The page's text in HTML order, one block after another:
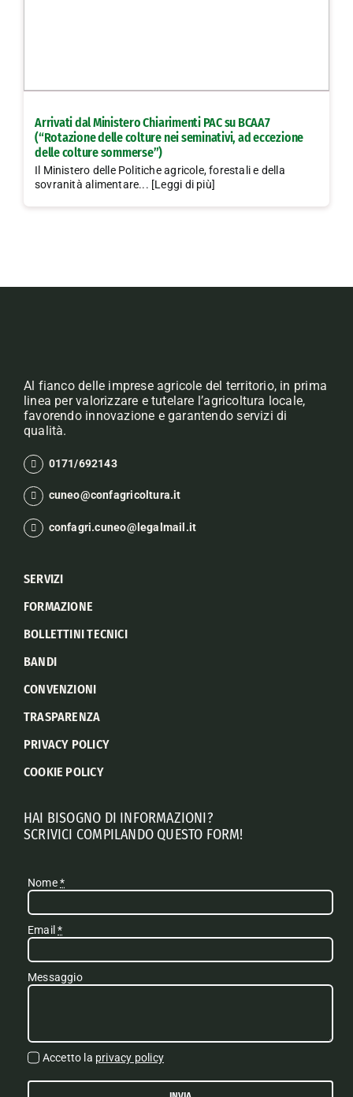
Arrivati dal Ministero Chiarimenti PAC su BCAA7
(“Rotazione delle colture nei seminativi, ad eccezione
delle colture sommerse”)
Il Ministero delle Politiche agricole, forestali e della
sovranità alimentare... [Leggi di più]
Al fianco delle imprese agricole del territorio, in prima
linea per valorizzare e tutelare l’agricoltura locale,
favorendo innovazione e garantendo servizi di
qualità.
0171/692143
cuneo@confagricoltura.it
confagri.cuneo@legalmail.it
SERVIZI
FORMAZIONE
BOLLETTINI TECNICI
BANDI
CONVENZIONI
TRASPARENZA
PRIVACY POLICY
COOKIE POLICY
HAI BISOGNO DI INFORMAZIONI?
SCRIVICI COMPILANDO QUESTO FORM!
Nome*
Email*
Messaggio
Accetto la privacy policy